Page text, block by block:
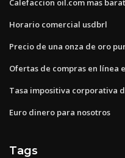
Calefaccion oil.com mas
Horario comercial usdbrl
Precio de una onza de oro
Ofertas de compras en línea
Tasa impositiva corporativa
Euro dinero para nosotros
Tags